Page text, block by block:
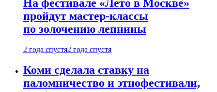
На фестивале «Лето в Москве»
пройдут мастер-классы
по золочению лепнины
2 года спустя2 года спустя
Коми сделала ставку на
паломничество и этнофестивали,